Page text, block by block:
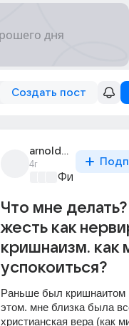
Создать пост
arnold_miller_8
4г
Что мне
жесть как
кришнаизм. как
успокоиться?
Раньше был кришнаитом
этом. мне близка была
христианская вера (как